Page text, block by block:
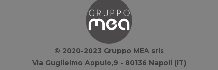
© 2020-2023 Gruppo MEA srls
Via Guglielmo Appulo,9 - 80136 Napoli (IT)